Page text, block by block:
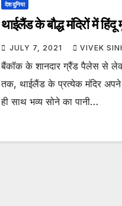
देश दुनिया
थाईलैंड के बौद्ध मंदिरों में हिंदू
JULY 7, 2021 VIVEK
बैंकॉक के शानदार ग्रैंड पैलेस से
तक, थाईलैंड के प्रत्येक मंदिर
ही साथ भव्य सोने का पानी…